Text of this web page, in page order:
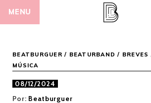
MENU
BEATBURGUER / BEATURBAND / BREVES
MÚSICA
08/12/2024
Por: Beatburguer